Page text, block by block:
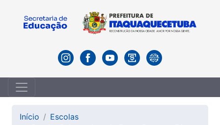
Início
Escolas